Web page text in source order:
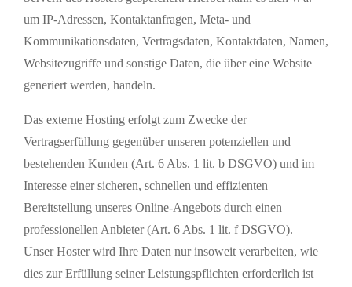
um IP-Adressen, Kontaktanfragen, Meta- und
Kommunikationsdaten, Vertragsdaten, Kontaktdaten, Namen,
Websitezugriffe und sonstige Daten, die über eine Website
generiert werden, handeln.
Das externe Hosting erfolgt zum Zwecke der
Vertragserfüllung gegenüber unseren potenziellen und
bestehenden Kunden (Art. 6 Abs. 1 lit. b DSGVO) und im
Interesse einer sicheren, schnellen und effizienten
Bereitstellung unseres Online-Angebots durch einen
professionellen Anbieter (Art. 6 Abs. 1 lit. f DSGVO).
Unser Hoster wird Ihre Daten nur insoweit verarbeiten, wie
dies zur Erfüllung seiner Leistungspflichten erforderlich ist